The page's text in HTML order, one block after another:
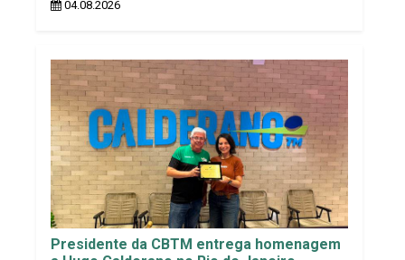
04.08.2026
Presidente da CBTM entrega homenagem